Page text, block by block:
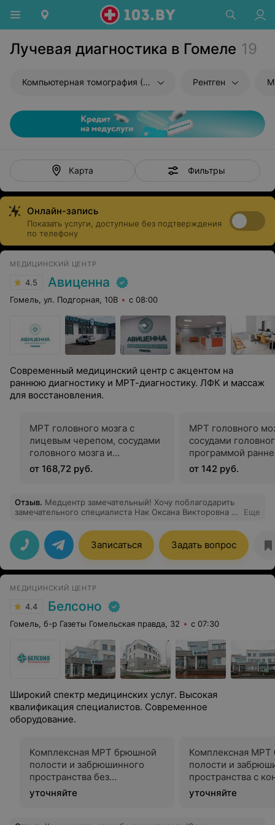
Лучевая диагностика в Гомеле 19
Компьютерная томография (КТ) Рентген
Карта Фильтры
Онлайн-запись
Показать услуги, доступные без подтверждения
по телефону
МЕДИЦИНСКИЙ ЦЕНТР
4.5 Авиценна
Гомель, ул. Подгорная, 10В с 08:00
Современный медицинский центр с акцентом на
раннюю диагностику и МРТ-диагностику. ЛФК и массаж
для восстановления.
МРТ головного мозга с
лицевым черепом, сосудами
головного мозга и
программой ранней
диагностики инсультов
от 168,72 руб.
МРТ головного
сосудами
программой
диагностики
от 142 руб.
Отзыв. Медцентр замечательный! Хочу поблагодарить
замечательного специалиста Нак Оксана Викторовна за
работе и подробные ответы на все мои вопросы.
Спасибо!
Еще
Записаться Задать вопрос
МЕДИЦИНСКИЙ ЦЕНТР
4.4 Белсоно
Гомель, б-р Газеты Гомельская правда, 32 с 07:30
Широкий спектр медицинских услуг. Высокая
квалификация специалистов. Современное
оборудование.
Комплексная МРТ брюшной
полости и забрюшинного
пространства без
контрастного усиления
уточняйте
Комплексная
полости и
пространства с
усилением
уточняйте